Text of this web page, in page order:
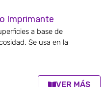
Imprimante
a base de
Se usa en la
VER MÁS